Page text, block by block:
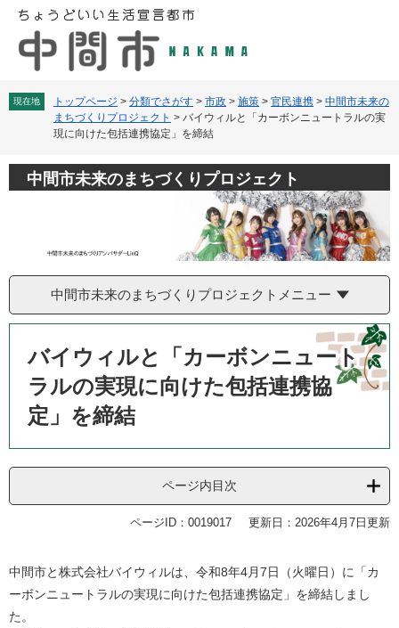
現在地 トップページ > 分類でさがす > 市政 > 施策 > 官民連携 > 中間市未来の
まちづくりプロジェクト > バイウィルと「カーボンニュートラルの実
現に向けた包括連携協定」を締結
中間市未来のまちづくりプロジェクト
中間市未来のまちづくりプロジェクトメニュー
バイウィルと「カーボンニュート
ラルの実現に向けた包括連携協
定」を締結
ページ内目次
ページID：0019017 更新日：2026年4月7日更新
​中間市と株式会社バイウィル​は、令和8年4月7日（火曜日）に「カ
ーボンニュートラルの実現に向けた包括連携協定」を締結しまし
た。